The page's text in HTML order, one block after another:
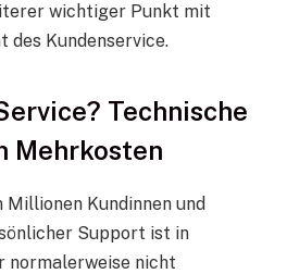
wichtiger Punkt mit
des Kundenservice.
Technische
Mehrkosten
Kundinnen und
Support ist in
normalerweise nicht